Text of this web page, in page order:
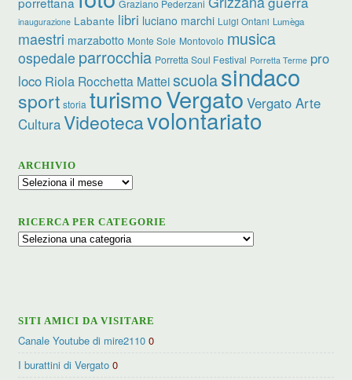
Graziano Pederzani
inaugurazione Labante libri luciano marchi Luigi Ontani Lumèga
maestri marzabotto Monte Sole Montovolo musica
ospedale parrocchia Porretta Soul Festival Porretta Terme pro
loco Riola Rocchetta Matteiscuolasindaco
sport storia turismoVergato Vergato Arte
CulturaVideotecavolontariato
ARCHIVIO
Archivio
RICERCA PER CATEGORIE
Ricerca
SITI AMICI DA VISITARE
Canale Youtube di mire2110 0
I burattini di Vergato 0